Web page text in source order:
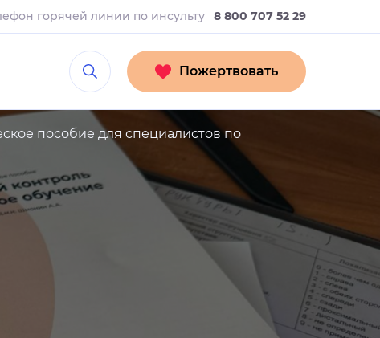
горячей линии по инсульту 8 800 707 52 29
Пожертвовать
пособие для специалистов по